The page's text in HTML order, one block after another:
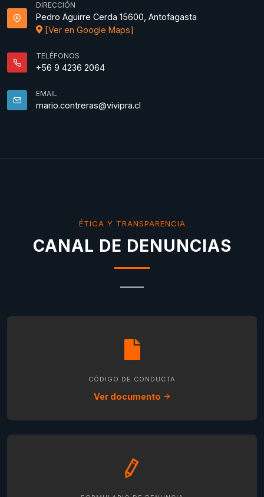
DIRECCIÓN
Pedro Aguirre Cerda 15600, Antofagasta
[Ver en Google Maps]
TELÉFONOS
+56 9 4236 2064
EMAIL
mario.contreras@vivipra.cl
ÉTICA Y TRANSPARENCIA
CANAL DE DENUNCIAS
CÓDIGO DE CONDUCTA
Ver documento